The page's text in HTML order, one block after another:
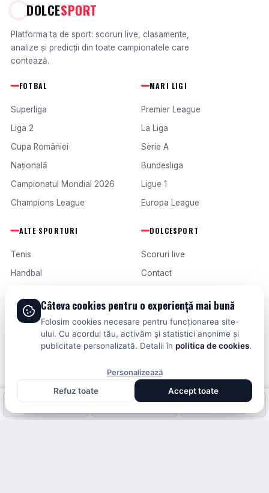
DOLCESPORT
Platforma ta de sport: scoruri live, clasamente,
analize și predicții din toate campionatele care
contează.
FOTBAL
Superliga
Liga 2
Cupa României
Națională
Campionatul Mondial 2026
Champions League
MARI LIGI
Premier League
La Liga
Serie A
Bundesliga
Ligue 1
Europa League
ALTE SPORTURI
Tenis
Handbal
Formula 1
Fotbal intern
Fotbal extern
DOLCESPORT
Scoruri live
Contact
Termeni și condiții
© 2026 DOLCESPORT. TOATE DREPTURILE REZERVATE.
SCORURI, CLASAMENTE ȘI ANALIZE DIN TOATE COMPETIȚIILE
Fotbal intern Fotbal extern Scoruri live
Câteva cookies pentru o experiență mai bună
Folosim cookies necesare pentru funcționarea site-
ului. Cu acordul tău, activăm și statistici anonime și
publicitate personalizată. Detalii în politica de cookies.
Personalizează
Refuz toate
Accept toate